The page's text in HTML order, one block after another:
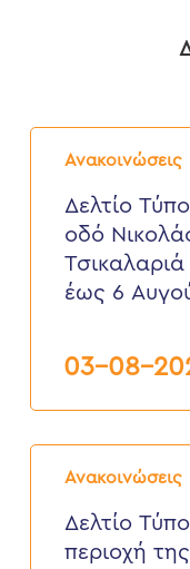
Ανακοινώσεις
Δελτίο
Τύπου:
νερού
στην
Νικολάου
Πλαστήρα,
περιοχή
Σούδας,
έως
2026
Δελτίο
οδό
έως 6
03-08-
Ανακοινώσεις
Δελτίο
Τύπου:
νερού
περιοχή
Δελτίο
περιοχή